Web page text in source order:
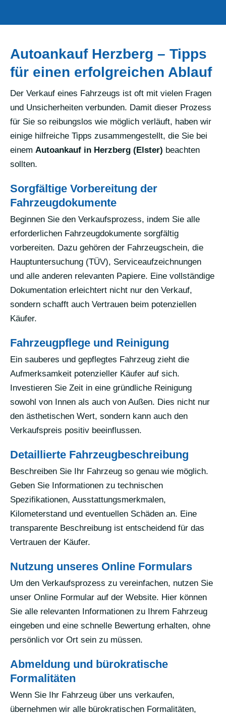
Autoankauf Herzberg – Tipps
für einen erfolgreichen Ablauf
Der Verkauf eines Fahrzeugs ist oft mit vielen Fragen
und Unsicherheiten verbunden. Damit dieser Prozess
für Sie so reibungslos wie möglich verläuft, haben wir
einige hilfreiche Tipps zusammengestellt, die Sie bei
einem Autoankauf in Herzberg (Elster) beachten
sollten.
Sorgfältige Vorbereitung der
Fahrzeugdokumente
Beginnen Sie den Verkaufsprozess, indem Sie alle
erforderlichen Fahrzeugdokumente sorgfältig
vorbereiten. Dazu gehören der Fahrzeugschein, die
Hauptuntersuchung (TÜV), Serviceaufzeichnungen
und alle anderen relevanten Papiere. Eine vollständige
Dokumentation erleichtert nicht nur den Verkauf,
sondern schafft auch Vertrauen beim potenziellen
Käufer.
Fahrzeugpflege und Reinigung
Ein sauberes und gepflegtes Fahrzeug zieht die
Aufmerksamkeit potenzieller Käufer auf sich.
Investieren Sie Zeit in eine gründliche Reinigung
sowohl von Innen als auch von Außen. Dies nicht nur
den ästhetischen Wert, sondern kann auch den
Verkaufspreis positiv beeinflussen.
Detaillierte Fahrzeugbeschreibung
Beschreiben Sie Ihr Fahrzeug so genau wie möglich.
Geben Sie Informationen zu technischen
Spezifikationen, Ausstattungsmerkmalen,
Kilometerstand und eventuellen Schäden an. Eine
transparente Beschreibung ist entscheidend für das
Vertrauen der Käufer.
Nutzung unseres Online Formulars
Um den Verkaufsprozess zu vereinfachen, nutzen Sie
unser Online Formular auf der Website. Hier können
Sie alle relevanten Informationen zu Ihrem Fahrzeug
eingeben und eine schnelle Bewertung erhalten, ohne
persönlich vor Ort sein zu müssen.
Abmeldung und bürokratische
Formalitäten
Wenn Sie Ihr Fahrzeug über uns verkaufen,
übernehmen wir alle bürokratischen Formalitäten,